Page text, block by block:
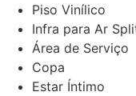
Piso Vinílico
Infra para Ar
Área de Serviço
Copa
Estar Íntimo